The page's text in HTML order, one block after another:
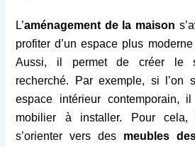
L’aménagement de la maison
profiter d’un espace plus
Aussi, il permet de créer le
recherché. Par exemple, si l’on
espace intérieur contemporain,
mobilier à installer. Pour
s’orienter vers des meubles